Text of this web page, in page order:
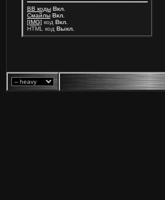
BB коды Вкл.
Смайлы Вкл.
[IMG] код Вкл.
HTML код Выкл.